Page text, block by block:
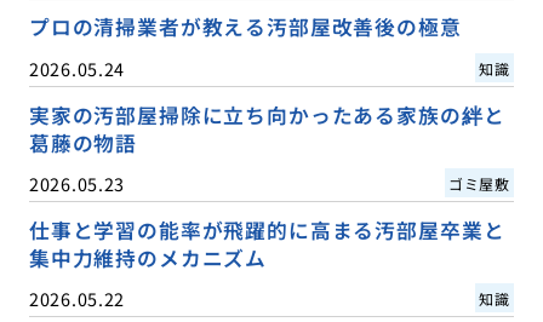
プロの清掃業者が教える汚部屋改善後の極意
2026.05.24 知識
実家の汚部屋掃除に立ち向かったある家族の絆と
葛藤の物語
2026.05.23 ゴミ屋敷
仕事と学習の能率が飛躍的に高まる汚部屋卒業と
集中力維持のメカニズム
2026.05.22 知識